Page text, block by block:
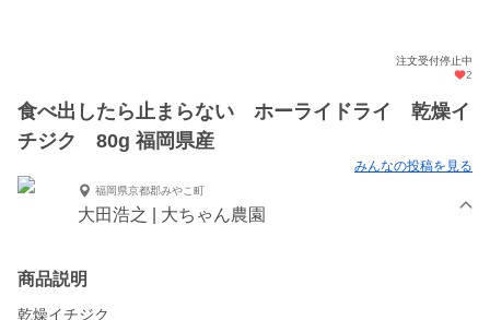
注文受付停止中
2
食べ出したら止まらない ホーライドライ 乾燥イ
チジク 80g 福岡県産
みんなの投稿を見る
福岡県京都郡みやこ町
大田浩之 | 大ちゃん農園
商品説明
乾燥イチジク